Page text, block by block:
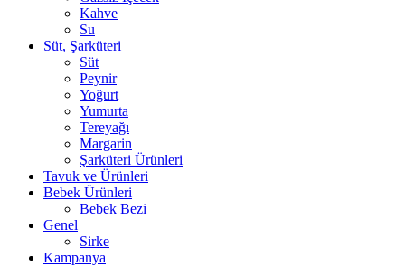
Kahve
Su
Süt, Şarküteri
Süt
Peynir
Yoğurt
Yumurta
Tereyağı
Margarin
Şarküteri Ürünleri
Tavuk ve Ürünleri
Bebek Ürünleri
Bebek Bezi
Genel
Sirke
Kampanya